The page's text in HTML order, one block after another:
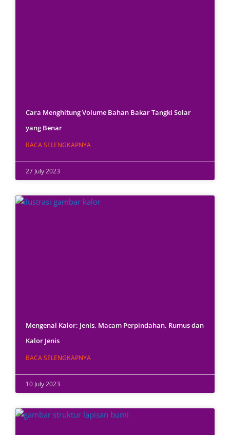
Cara Menghitung Volume Bahan Bakar Tangki Solar
yang Benar
BACA SELENGKAPNYA
27 July 2023
Mengenal Kalor: Jenis, Macam Perpindahan, Rumus dan
Kalor Jenis
BACA SELENGKAPNYA
10 July 2023